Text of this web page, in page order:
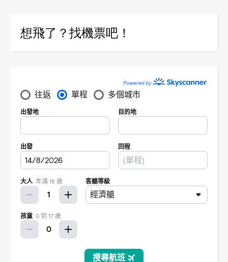
想飛了？找機票吧！